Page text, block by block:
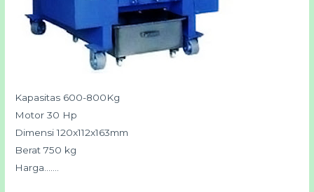
Kapasitas 600-800Kg
Motor 30 Hp
Dimensi 120x112x163mm
Berat 750 kg
Harga…….